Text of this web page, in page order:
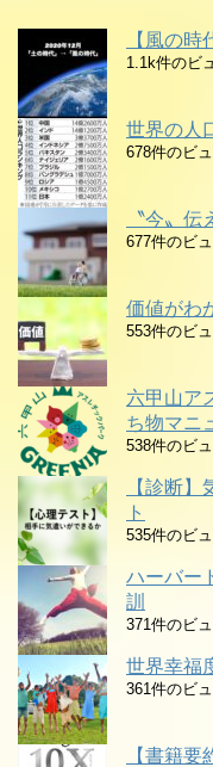
【風の時
1.1k件のビ
世界の人
678件のビ
〝今〟
677件のビ
価値がわ
553件のビ
六甲山ア
ち物マニ
538件のビ
【診断
ト
535件のビ
ハーバー
訓
371件のビ
世界幸福
361件のビ
【書籍